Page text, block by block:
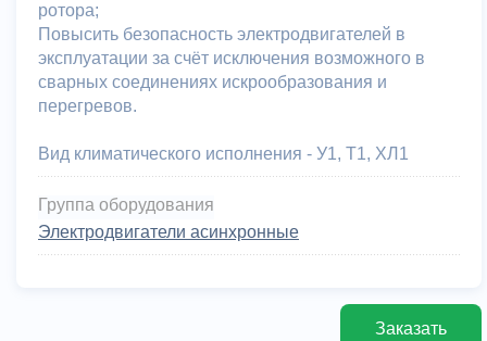
ротора;
Повысить безопасность электродвигателей в
эксплуатации за счёт исключения возможного в
сварных соединениях искрообразования и
перегревов.
Вид климатического исполнения - У1, Т1, ХЛ1
Группа оборудования
Электродвигатели асинхронные
Заказать